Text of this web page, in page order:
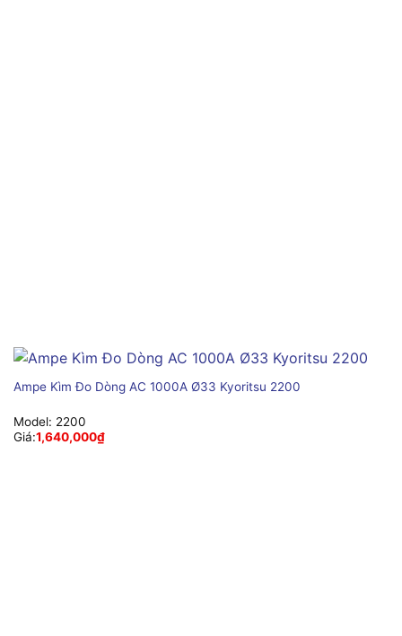
Ampe Kìm Đo Dòng AC 1000A Ø33 Kyoritsu 2200
Model: 2200
Giá:1,640,000₫